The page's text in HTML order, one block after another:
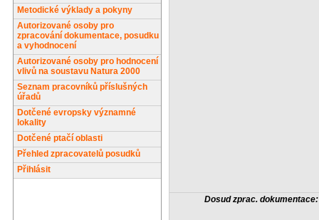
Metodické výklady a pokyny
Autorizované osoby pro
zpracování dokumentace, posudku
a vyhodnocení
Autorizované osoby pro hodnocení
vlivů na soustavu Natura 2000
Seznam pracovníků příslušných
úřadů
Dotčené evropsky významné
lokality
Dotčené ptačí oblasti
Přehled zpracovatelů posudků
Přihlásit
Dosud zprac. dokumentace: